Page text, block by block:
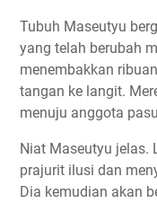
Tubuh Maseutyu
yang telah berubah
menembakkan
tangan ke langit.
menuju anggota
Niat Maseutyu jelas.
prajurit ilusi dan
Dia kemudian akan